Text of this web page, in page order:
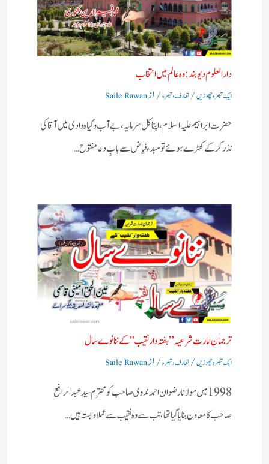
دارالعلوم دیوبند: وہ عالم میں انتخاب
ایک تبصرہ چھوڑیں/تعارف و تبصرہ/ ازSaile Rawan
حضرت ابراہیم علیہ السلام، اپنا کل سرمایہ، بے آب وگیاہ وادی میں آقا کی
نذر کرکے کھڑے ہوئے تو مبدء فیاض سے بابِ دعا مفتوح…
ترجمان امارت شرعیہ”ہفتہ وار نقیب "کے ننانوے سال
ایک تبصرہ چھوڑیں/تعارف و تبصرہ/ ازSaile Rawan
1998 میں مولانا رضوان احمد ندوی صاحب کو محترم سید عبدالرافع
صاحب کا معاون بنایا گیا تھا ،تب سے وہ نقیب سے عملا وابستہ ہیں…